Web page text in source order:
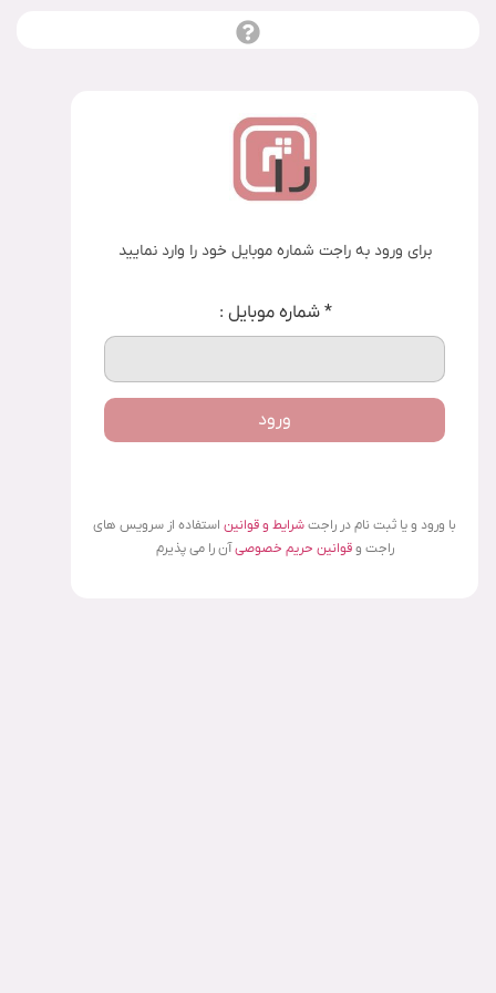
برای ورود به راجت شماره موبایل خود را وارد نمایید
* شماره موبایل :
ورود
با ورود و یا ثبت نام در راجتشرایط و قوانین استفاده از سرویس های
راجت وقوانین حریم خصوصیآن را می پذیرم